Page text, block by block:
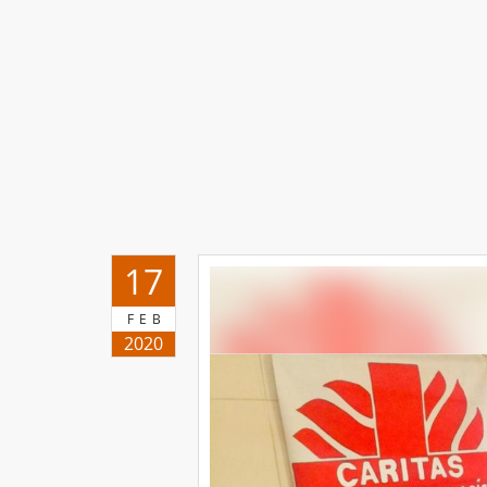
17
FEB
2020